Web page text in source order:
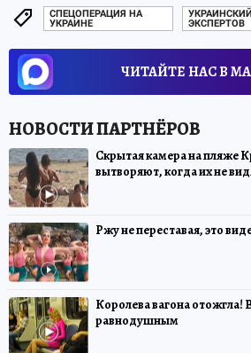
СПЕЦОПЕРАЦИЯ НА
УКРАИНЕ
ЭКСПЕРТОВ
ЧИТАЙТЕ НАС В
Скрытая камера на пляже
вытворяют, когда их не
Ржу не переставая, это
Королева вагона отожгла!
равнодушным